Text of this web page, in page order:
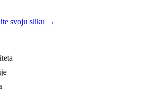
svoju sliku →